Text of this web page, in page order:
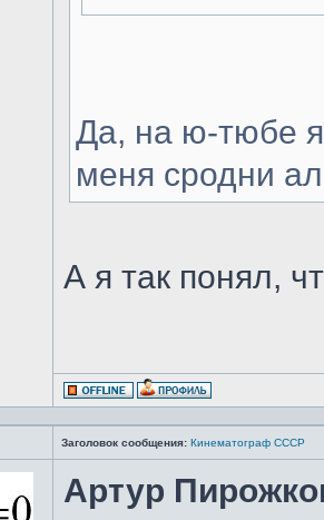
Да, на ю-тюбе
меня сродни
А я так понял,
Заголовок сообщения: Кинематограф СССР
Артур